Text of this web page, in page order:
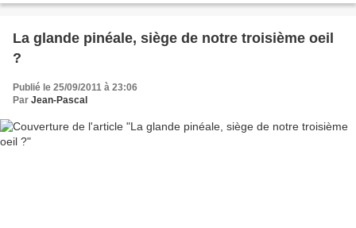
La glande pinéale, siège de notre troisième oeil
?
Publié le 25/09/2011 à 23:06
Par Jean-Pascal